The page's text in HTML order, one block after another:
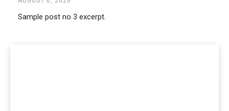
Sample post no 3 excerpt.